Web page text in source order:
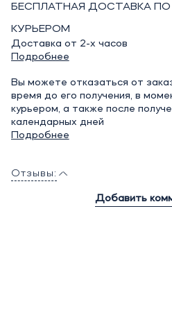
БЕСПЛАТНАЯ ДОСТАВКА
КУРЬЕРОМ
Доставка от 2-х часов
Подробнее
Вы можете отказаться от
время до его получения, в
курьером, а также после
календарных дней
Подробнее
Отзывы:
Добавить